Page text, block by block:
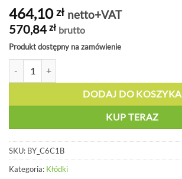
464,10zł netto+VAT
570,84 zł brutto
Produkt dostępny na zamówienie
DODAJ DO KOSZYKA
KUP TERAZ
SKU: BY_C6C1B
Kategoria: Kłódki